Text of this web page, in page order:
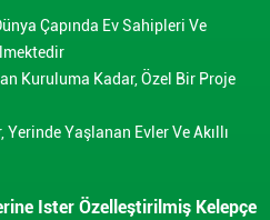
Çapında Ev Sahipleri Ve
Kuruluma Kadar, Özel Bir Proje
Yaşlanan Evler Ve Akıllı
Ister Özelleştirilmiş Kelepçe